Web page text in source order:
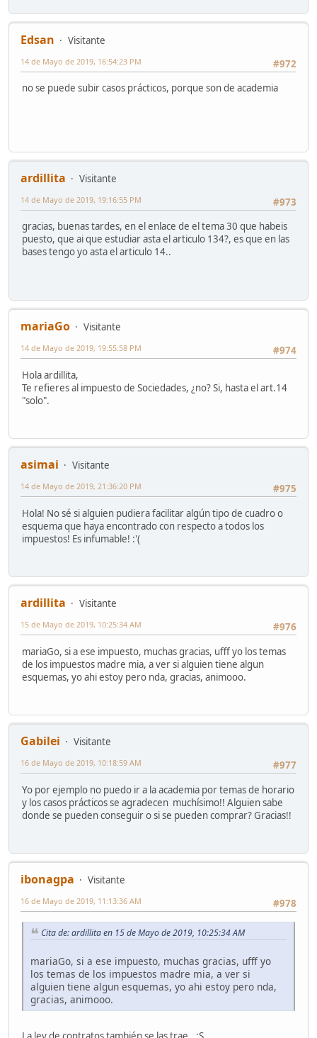
Edsan
Visitante
#972
14 de Mayo de 2019, 16:54:23 PM
no se puede subir casos prácticos, porque son de academia
ardillita
Visitante
#973
14 de Mayo de 2019, 19:16:55 PM
gracias, buenas tardes, en el enlace de el tema 30 que habeis
puesto, que ai que estudiar asta el articulo 134?, es que en las
bases tengo yo asta el articulo 14..
mariaGo
Visitante
#974
14 de Mayo de 2019, 19:55:58 PM
Hola ardillita,
Te refieres al impuesto de Sociedades, ¿no? Si, hasta el art.14
"solo".
asimai
Visitante
#975
14 de Mayo de 2019, 21:36:20 PM
Hola! No sé si alguien pudiera facilitar algún tipo de cuadro o
esquema que haya encontrado con respecto a todos los
impuestos! Es infumable! :'(
ardillita
Visitante
#976
15 de Mayo de 2019, 10:25:34 AM
mariaGo, si a ese impuesto, muchas gracias, ufff yo los temas
de los impuestos madre mia, a ver si alguien tiene algun
esquemas, yo ahi estoy pero nda, gracias, animooo.
Gabilei
Visitante
#977
16 de Mayo de 2019, 10:18:59 AM
Yo por ejemplo no puedo ir a la academia por temas de horario
y los casos prácticos se agradecen muchísimo!! Alguien sabe
donde se pueden conseguir o si se pueden comprar? Gracias!!
ibonagpa
Visitante
#978
16 de Mayo de 2019, 11:13:36 AM
Cita de: ardillita en 15 de Mayo de 2019, 10:25:34 AM
mariaGo, si a ese impuesto, muchas gracias, ufff yo
los temas de los impuestos madre mia, a ver si
alguien tiene algun esquemas, yo ahi estoy pero nda,
gracias, animooo.